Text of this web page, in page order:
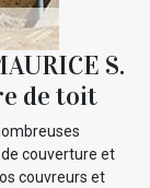
S.
de toit
couverture et
couvreurs et